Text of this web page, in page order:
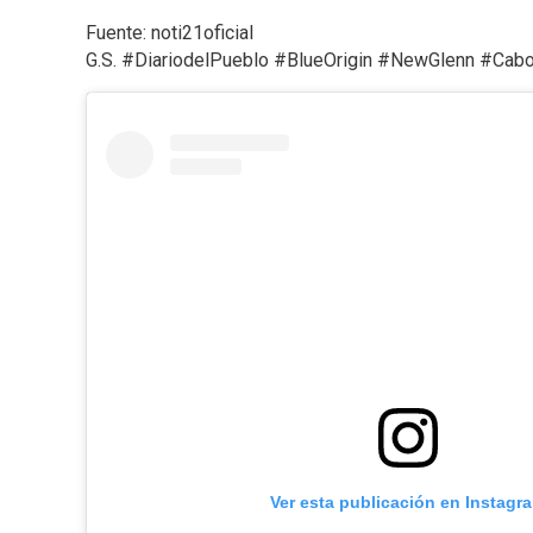
Fuente: noti21oficial
G.S. #DiariodelPueblo #BlueOrigin #NewGlenn
Ver esta publicación en